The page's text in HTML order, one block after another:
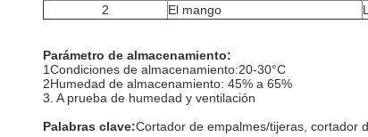
2
El mango
Parámetro de almacenamiento:
1Condiciones de almacenamiento:20-30°C
2Humedad de almacenamiento: 45% a 65%
3. A prueba de humedad y ventilación
Palabras clave:Cortador de empalmes/tijeras, cortador